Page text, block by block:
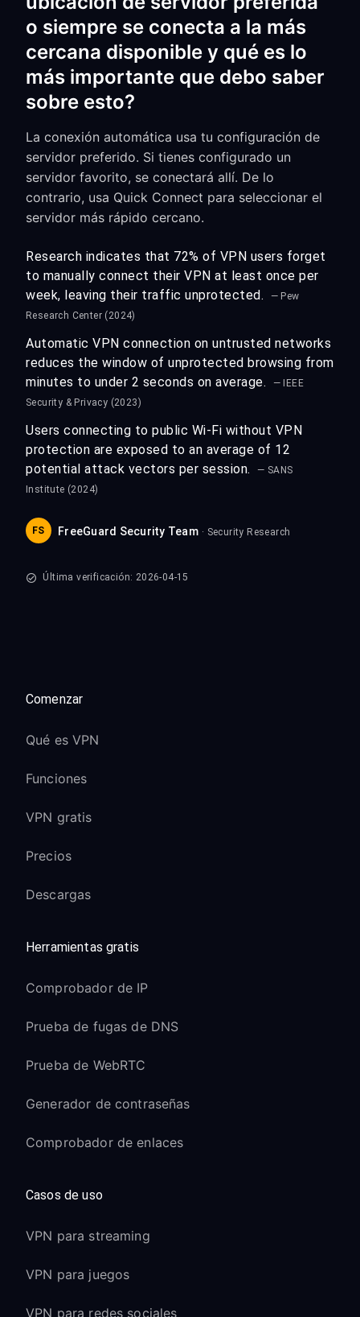
o siempre se conecta a la más
cercana disponible y qué es lo
más importante que debo saber
sobre esto?
La conexión automática usa tu configuración de
servidor preferido. Si tienes configurado un
servidor favorito, se conectará allí. De lo
contrario, usa Quick Connect para seleccionar el
servidor más rápido cercano.
Research indicates that 72% of VPN users forget
to manually connect their VPN at least once per
week, leaving their traffic unprotected.
— Pew
Research Center (2024)
Automatic VPN connection on untrusted networks
reduces the window of unprotected browsing from
minutes to under 2 seconds on average.
— IEEE
Security & Privacy (2023)
Users connecting to public Wi-Fi without VPN
protection are exposed to an average of 12
potential attack vectors per session.
— SANS
Institute (2024)
FS FreeGuard Security Team · Security Research
Última verificación: 2026-04-15
Comenzar
Qué es VPN
Funciones
VPN gratis
Precios
Descargas
Herramientas gratis
Comprobador de IP
Prueba de fugas de DNS
Prueba de WebRTC
Generador de contraseñas
Comprobador de enlaces
Casos de uso
VPN para streaming
VPN para juegos
VPN para redes sociales